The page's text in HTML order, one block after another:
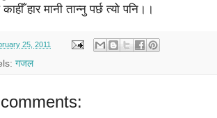
हार मानी तान्नु पर्छ त्यो पनि।।
25, 2011
गजल